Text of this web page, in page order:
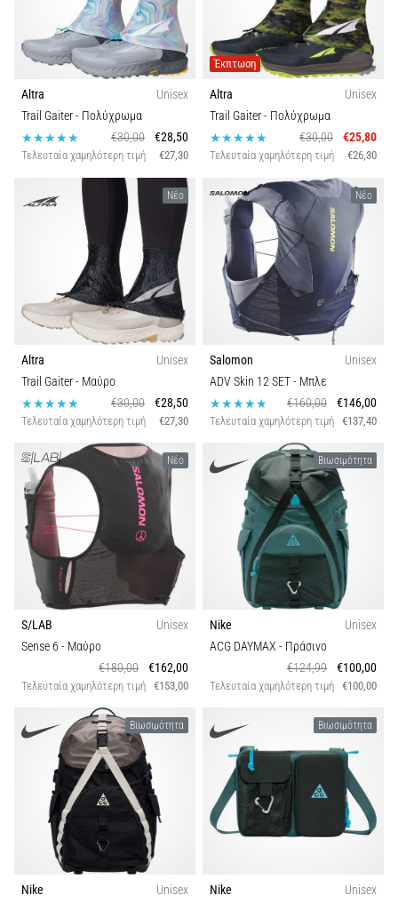
Πρόληψη
Το
του
δρομέα
(runner's
knee),
ως
λαγονοκνημιαίας
είναι
ένα
συχνό…
Εμφάνιση
όλων
των
άρθρων
Altra
Unisex
Trail Gaiter- Πολύχρωμα
€30,00
€28,50
Τελευταία χαμηλότερη τιμή €27,30
Έκπτωση
Altra
Unisex
Trail Gaiter- Πολύχρωμα
€30,00
€25,80
Τελευταία χαμηλότερη τιμή €26,30
Νέο
Altra
Unisex
Trail Gaiter- Μαύρο
€30,00
€28,50
Τελευταία χαμηλότερη τιμή €27,30
Νέο
Salomon
Unisex
ADV Skin 12 SET- Μπλε
€160,00
€146,00
Τελευταία χαμηλότερη τιμή €137,40
Νέο
S/LAB
Unisex
Sense 6 - Μαύρο
€180,00
€162,00
Τελευταία χαμηλότερη τιμή €153,00
Βιωσιμότητα
Nike
Unisex
ACG DAYMAX - Πράσινο
€124,99
€100,00
Τελευταία χαμηλότερη τιμή €100,00
Βιωσιμότητα
Nike
Unisex
Βιωσιμότητα
Nike
Unisex